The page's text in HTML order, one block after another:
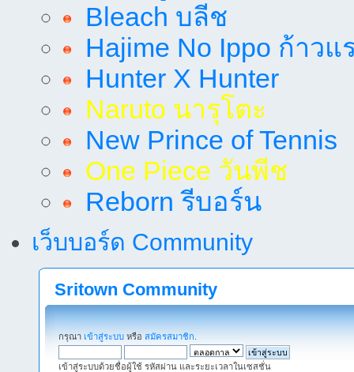
Bleach บลีช
Hajime No Ippo ก้าวแ
Hunter X Hunter
Naruto นารุโตะ
New Prince of Tennis
One Piece วันพีช
Reborn รีบอร์น
เว็บบอร์ด Community
Sritown Community
กรุณา เข้าสู่ระบบ หรือ สมัครสมาชิก
เข้าสู่ระบบด้วยชื่อผู้ใช้ รหัสผ่าน และระยะเวลาในเซสชั่น